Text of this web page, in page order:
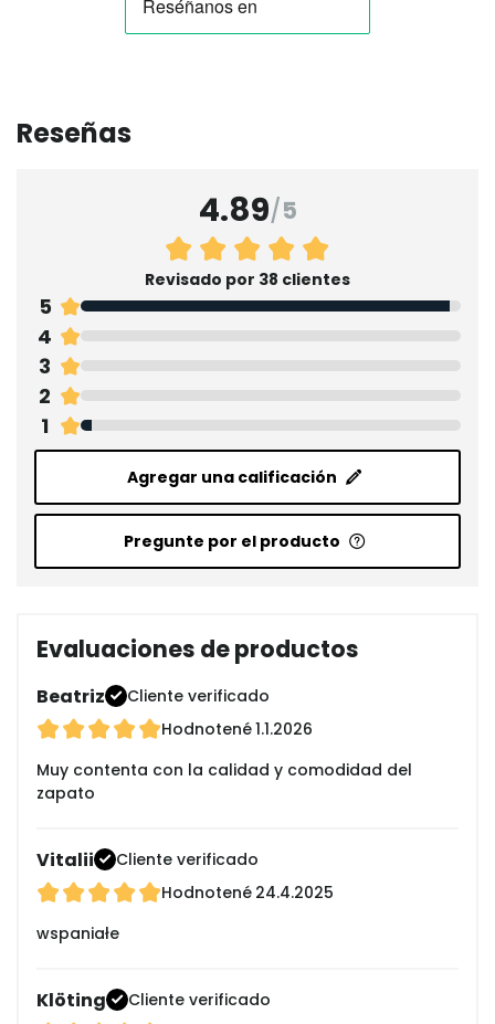
Reseñas
4.89/5
Revisado por 38 clientes
5
4
3
2
1
Agregar una calificación
Pregunte por el producto
Evaluaciones de productos
Beatriz
Cliente verificado
Hodnotené1.1.2026
Muy contenta con la calidad y comodidad del
zapato
Vitalii
Cliente verificado
Hodnotené 24.4.2025
wspaniałe
Klöting
Cliente verificado